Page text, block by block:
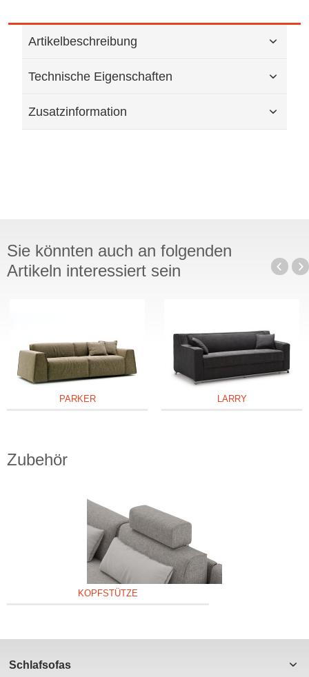
Artikelbeschreibung
Technische Eigenschaften
Zusatzinformation
Sie könnten auch an folgenden
Artikeln interessiert sein
PARKER LARRY
Zubehör
KOPFSTÜTZE
Schlafsofas